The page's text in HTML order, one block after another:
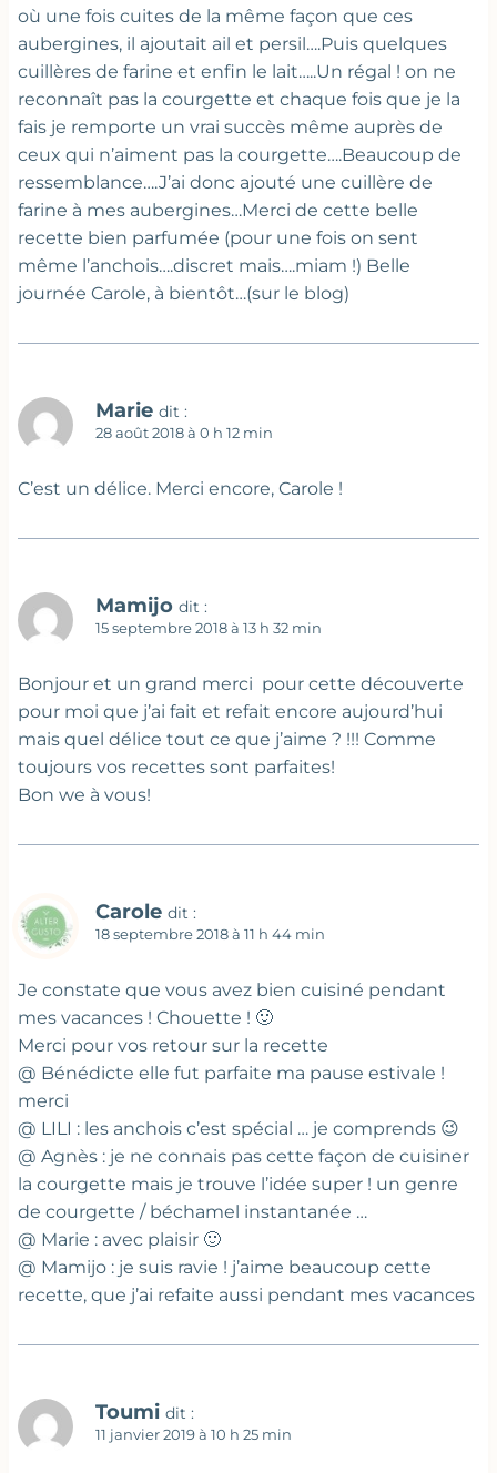
où une fois cuites de la même façon que ces
aubergines, il ajoutait ail et persil….Puis quelques
cuillères de farine et enfin le lait…..Un régal ! on ne
reconnaît pas la courgette et chaque fois que je la
fais je remporte un vrai succès même auprès de
ceux qui n’aiment pas la courgette….Beaucoup de
ressemblance….J’ai donc ajouté une cuillère de
farine à mes aubergines…Merci de cette belle
recette bien parfumée (pour une fois on sent
même l’anchois….discret mais….miam !) Belle
journée Carole, à bientôt…(sur le blog)
Marie dit :
28 août 2018 à 0 h 12 min
C’est un délice. Merci encore, Carole !
Mamijo dit :
15 septembre 2018 à 13 h 32 min
Bonjour et un grand merci pour cette découverte
pour moi que j’ai fait et refait encore aujourd’hui
mais quel délice tout ce que j’aime ? !!! Comme
toujours vos recettes sont parfaites!
Bon we à vous!
Carole dit :
18 septembre 2018 à 11 h 44 min
Je constate que vous avez bien cuisiné pendant
mes vacances ! Chouette ! 🙂
Merci pour vos retour sur la recette
@ Bénédicte elle fut parfaite ma pause estivale !
merci
@ LILI : les anchois c’est spécial … je comprends 😉
@ Agnès : je ne connais pas cette façon de cuisiner
la courgette mais je trouve l’idée super ! un genre
de courgette / béchamel instantanée …
@ Marie : avec plaisir 🙂
@ Mamijo : je suis ravie ! j’aime beaucoup cette
recette, que j’ai refaite aussi pendant mes vacances
Toumi dit :
11 janvier 2019 à 10 h 25 min